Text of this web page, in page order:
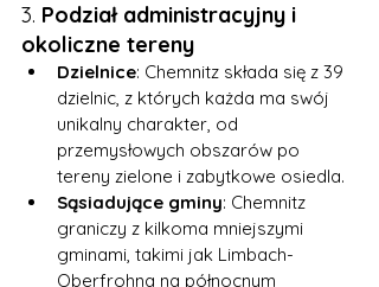
3. Podział administracyjny i
okoliczne tereny
Dzielnice: Chemnitz składa się z 39
dzielnic, z których każda ma swój
unikalny charakter, od
przemysłowych obszarów po
tereny zielone i zabytkowe osiedla.
Sąsiadujące gminy: Chemnitz
graniczy z kilkoma mniejszymi
gminami, takimi jak Limbach-
Oberfrohna na północnym